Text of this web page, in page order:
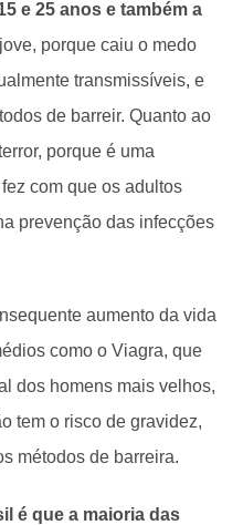
e 25 anos e também a
porque caiu o medo
transmissíveis, e
de barreir. Quanto ao
porque é uma
com que os adultos
prevenção das infecções
aumento da vida
como o Viagra, que
dos homens mais velhos,
tem o risco de gravidez,
métodos de barreira.
é que a maioria das